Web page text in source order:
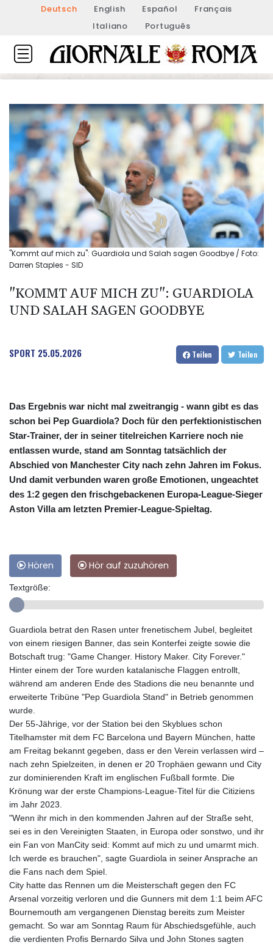
Deutsch English Español
Français
Italiano
Português
"Kommt auf mich zu": Guardiola und Salah sagen Goodbye / Foto:
Darren Staples - SID
"KOMMT AUF MICH ZU": GUARDIOLA
UND SALAH SAGEN GOODBYE
SPORT 25.05.2026 Teilen Teilen
Das Ergebnis war nicht mal zweitrangig - wann gibt es das
schon bei Pep Guardiola? Doch für den perfektionistischen
Star-Trainer, der in seiner titelreichen Karriere noch nie
entlassen wurde, stand am Sonntag tatsächlich der
Abschied von Manchester City nach zehn Jahren im Fokus.
Und damit verbunden waren große Emotionen, ungeachtet
des 1:2 gegen den frischgebackenen Europa-League-Sieger
Aston Villa am letzten Premier-League-Spieltag.
Hören Hör auf zuzuhören
Textgröße:
Guardiola betrat den Rasen unter frenetischem Jubel, begleitet
von einem riesigen Banner, das sein Konterfei zeigte sowie die
Botschaft trug: "Game Changer. History Maker. City Forever."
Hinter einem der Tore wurden katalanische Flaggen entrollt,
während am anderen Ende des Stadions die neu benannte und
erweiterte Tribüne "Pep Guardiola Stand" in Betrieb genommen
wurde.
Der 55-Jährige, vor der Station bei den Skyblues schon
Titelhamster mit dem FC Barcelona und Bayern München, hatte
am Freitag bekannt gegeben, dass er den Verein verlassen wird –
nach zehn Spielzeiten, in denen er 20 Trophäen gewann und City
zur dominierenden Kraft im englischen Fußball formte. Die
Krönung war der erste Champions-League-Titel für die Citiziens
im Jahr 2023.
"Wenn ihr mich in den kommenden Jahren auf der Straße seht,
sei es in den Vereinigten Staaten, in Europa oder sonstwo, und ihr
ein Fan von ManCity seid: Kommt auf mich zu und umarmt mich.
Ich werde es brauchen", sagte Guardiola in seiner Ansprache an
die Fans nach dem Spiel.
City hatte das Rennen um die Meisterschaft gegen den FC
Arsenal vorzeitig verloren und die Gunners mit dem 1:1 beim AFC
Bournemouth am vergangenen Dienstag bereits zum Meister
gemacht. So war am Sonntag Raum für Abschiedsgefühle, auch
die verdienten Profis Bernardo Silva und John Stones sagten